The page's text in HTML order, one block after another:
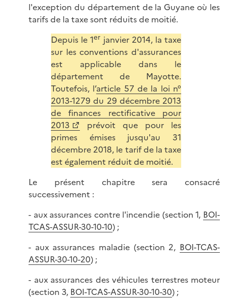
l'exception du département de la Guyane où les
tarifs de la taxe sont réduits de moitié.
Depuis le 1er janvier 2014, la taxe
sur les conventions d'assurances
est applicable dans le
département de Mayotte.
Toutefois, l’article 57 de la loi n°
2013-1279 du 29 décembre 2013
de finances rectificative pour
2013
prévoit que pour les
primes émises jusqu'au 31
décembre 2018, le tarif de la taxe
est également réduit de moitié.
Le présent chapitre sera consacré
successivement :
- aux assurances contre l'incendie (section 1, BOI-
TCAS-ASSUR-30-10-10) ;
- aux assurances maladie (section 2, BOI-TCAS-
ASSUR-30-10-20) ;
- aux assurances des véhicules terrestres moteur
(section 3, BOI-TCAS-ASSUR-30-10-30) ;